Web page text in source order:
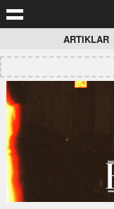
ARTIKLAR